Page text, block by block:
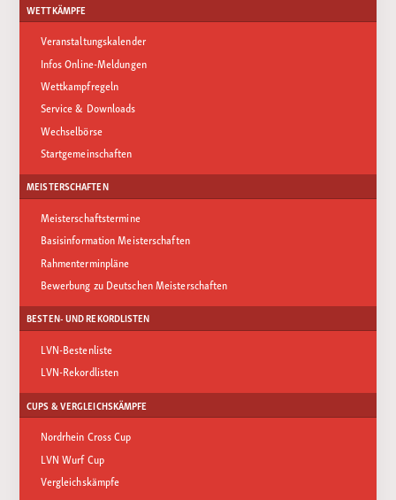
WETTKÄMPFE
Veranstaltungskalender
Infos Online-Meldungen
Wettkampfregeln
Service & Downloads
Wechselbörse
Startgemeinschaften
MEISTERSCHAFTEN
Meisterschaftstermine
Basisinformation Meisterschaften
Rahmenterminpläne
Bewerbung zu Deutschen Meisterschaften
BESTEN- UND REKORDLISTEN
LVN-Bestenliste
LVN-Rekordlisten
CUPS & VERGLEICHSKÄMPFE
Nordrhein Cross Cup
LVN Wurf Cup
Vergleichskämpfe